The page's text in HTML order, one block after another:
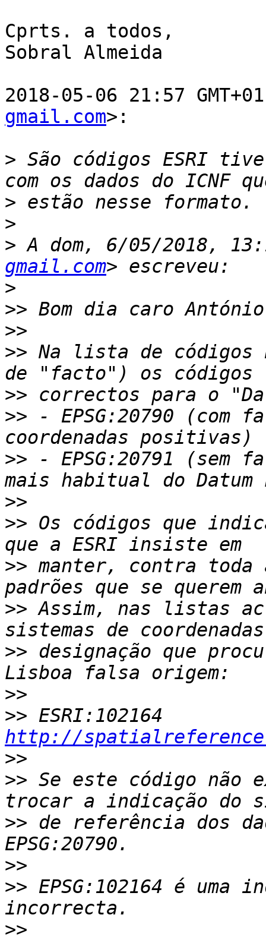
Cprts. a todos,
Sobral Almeida
2018-05-06 21:57
gmail.com>:
> São códigos ESRI
>
>
> A dom, 6/05/2018,
gmail.com
>
>>
>>
>> Na lista de códigos
>>
>> - EPSG:20790 (com
>> - EPSG:20791
>>
>> Os códigos que
>> manter, contra
>> Assim, nas listas
>> designação que
>>
>>
http://
>>
>> Se este código
>> de referência dos
>>
>> EPSG:102164 é uma
>>